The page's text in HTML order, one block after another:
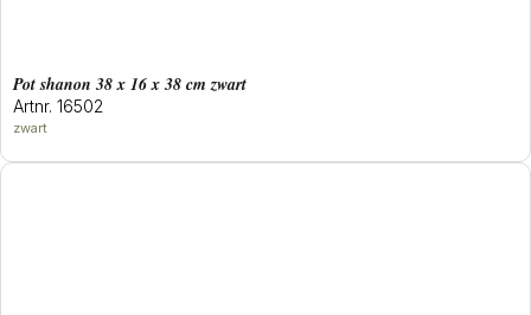
Pot shanon 38 x 16 x 38 cm zwart
Artnr. 16502
zwart